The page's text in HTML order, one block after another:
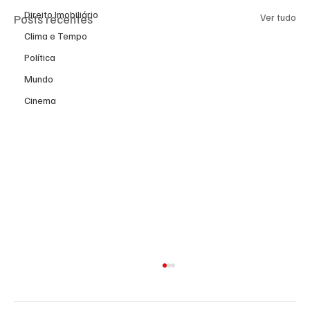
Direito Imobiliário
Clima e Tempo
Política
Mundo
Cinema
Posts recentes Ver tudo